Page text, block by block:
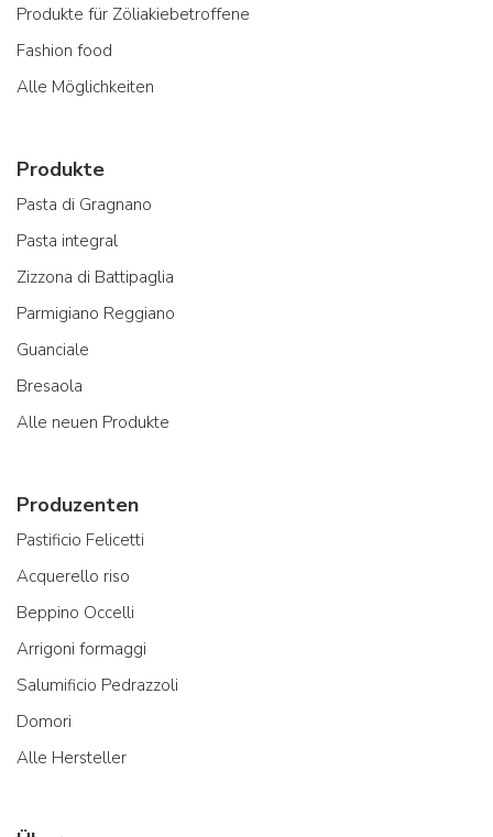
Produkte für Zöliakiebetroffene
Fashion food
Alle Möglichkeiten
Produkte
Pasta di Gragnano
Pasta integral
Zizzona di Battipaglia
Parmigiano Reggiano
Guanciale
Bresaola
Alle neuen Produkte
Produzenten
Pastificio Felicetti
Acquerello riso
Beppino Occelli
Arrigoni formaggi
Salumificio Pedrazzoli
Domori
Alle Hersteller